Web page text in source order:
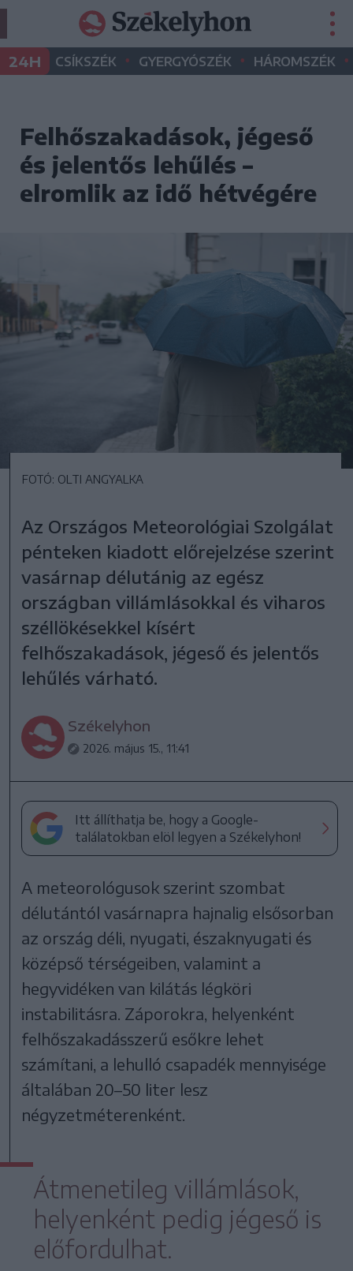
24H CSÍKSZÉK • GYERGYÓSZÉK • HÁROMSZÉK •
Felhőszakadások, jégeső
és jelentős lehűlés –
elromlik az idő hétvégére
FOTÓ: OLTI ANGYALKA
Az Országos Meteorológiai Szolgálat
pénteken kiadott előrejelzése szerint
vasárnap délutánig az egész
országban villámlásokkal és viharos
széllökésekkel kísért
felhőszakadások, jégeső és jelentős
lehűlés várható.
Székelyhon
2026. május 15., 11:41
Itt állíthatja be, hogy a Google-
találatokban elöl legyen a Székelyhon!
A meteorológusok szerint szombat
délutántól vasárnapra hajnalig elsősorban
az ország déli, nyugati, északnyugati és
középső térségeiben, valamint a
hegyvidéken van kilátás légköri
instabilitásra. Záporokra, helyenként
felhőszakadásszerű esőkre lehet
számítani, a lehulló csapadék mennyisége
általában 20–50 liter lesz
négyzetméterenként.
Átmenetileg villámlások,
helyenként pedig jégeső is
előfordulhat.